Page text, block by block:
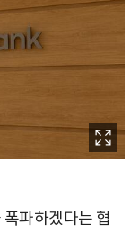
파하겠다는 협